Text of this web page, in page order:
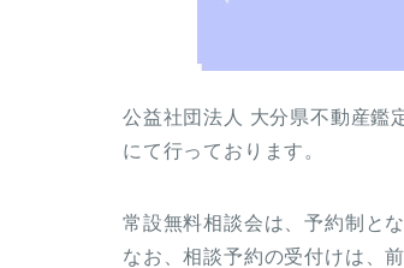
公益社団法人 大分県不動産鑑
にて行っております。
常設無料相談会は、予約制と
なお、相談予約の受付けは、